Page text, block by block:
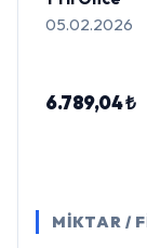
05.02.2026
6.789,04 ₺
MİKTAR /